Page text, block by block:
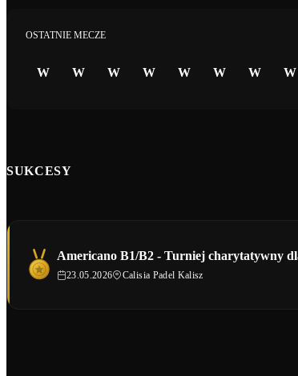
OSTATNIE MECZE
W W W W W W W W
SUKCESY
Americano B1/B2 - Turniej charytatywny
23.05.2026 Calisia Padel Kalisz